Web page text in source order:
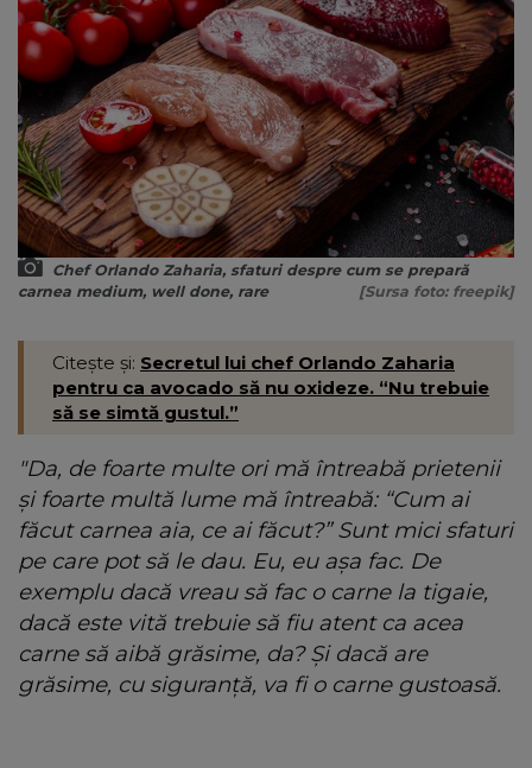
Chef Orlando Zaharia, sfaturi despre cum se prepară
carnea medium, well done, rare
[Sursa foto: freepik]
Citește și: Secretul lui chef Orlando Zaharia
pentru ca avocado să nu oxideze. “Nu trebuie
să se simtă gustul.”
"Da, de foarte multe ori mă întreabă prietenii
și foarte multă lume mă întreabă: “Cum ai
făcut carnea aia, ce ai făcut?” Sunt mici sfaturi
pe care pot să le dau. Eu, eu așa fac. De
exemplu dacă vreau să fac o carne la tigaie,
dacă este vită trebuie să fiu atent ca acea
carne să aibă grăsime, da? Și dacă are
grăsime, cu siguranță, va fi o carne gustoasă.